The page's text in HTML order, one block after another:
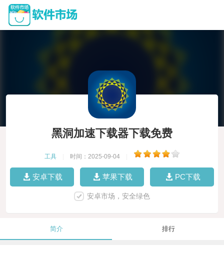
黑洞加速下载器下载免费
工具 时间：2025-09-04
安卓下载 苹果下载 PC下载
安卓市场，安全绿色
简介 排行